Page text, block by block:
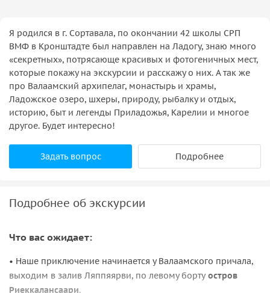
Я родился в г. Сортавала, по окончании 42 школы СРП
ВМФ в Кронштадте был направлен на Ладогу, знаю много
«секретных», потрясающе красивых и фотогеничных мест,
которые покажу на экскурсии и расскажу о них. А так же
про Валаамский архипелаг, монастырь и храмы,
Ладожское озеро, шхеры, природу, рыбалку и отдых,
историю, быт и легенды Приладожья, Карелии и многое
другое. Будет интересно!
Задать вопрос Подробнее
Подробнее об экскурсии
Что вас ожидает:
• Наше приключение начинается у Валаамского причала,
выходим в залив Ляппяярви, по левому бортуостров
Риеккалансаари.